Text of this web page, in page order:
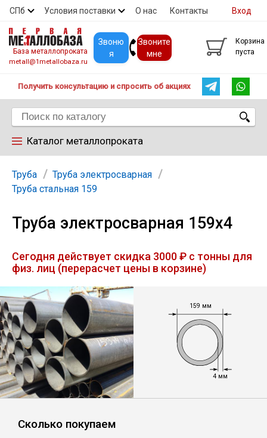
СПб Условия поставки О нас Контакты
Скидки Прайс Покупателям
Вход
База металлопроката
metall@1metallobaza.ru
Звоню
я
Звоните
мне
Корзина
пуста
Получить консультацию и спросить об акциях
Каталог металлопроката
Арматура
Уголок
Балка
Швеллер
Квадрат
Труба
Труба электросварная
Труба стальная 159
Труба электросварная 159х4
Сегодня действует скидка 3000 ₽ с тонны для
физ. лиц (перерасчет цены в корзине)
159 мм
4 мм
Сколько покупаем